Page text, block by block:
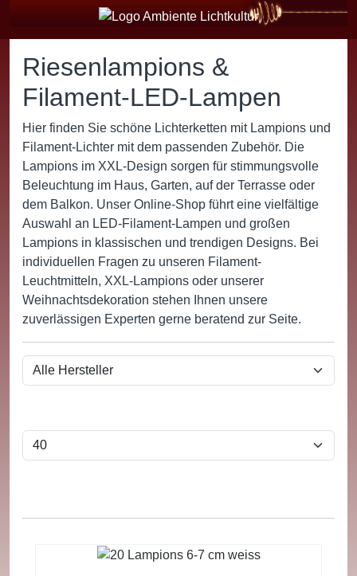
Riesenlampions &
Filament-LED-Lampen
Hier finden Sie schöne Lichterketten mit Lampions und
Filament-Lichter mit dem passenden Zubehör. Die
Lampions im XXL-Design sorgen für stimmungsvolle
Beleuchtung im Haus, Garten, auf der Terrasse oder
dem Balkon. Unser Online-Shop führt eine vielfältige
Auswahl an LED-Filament-Lampen und großen
Lampions in klassischen und trendigen Designs. Bei
individuellen Fragen zu unseren Filament-
Leuchtmitteln, XXL-Lampions oder unserer
Weihnachtsdekoration stehen Ihnen unsere
zuverlässigen Experten gerne beratend zur Seite.